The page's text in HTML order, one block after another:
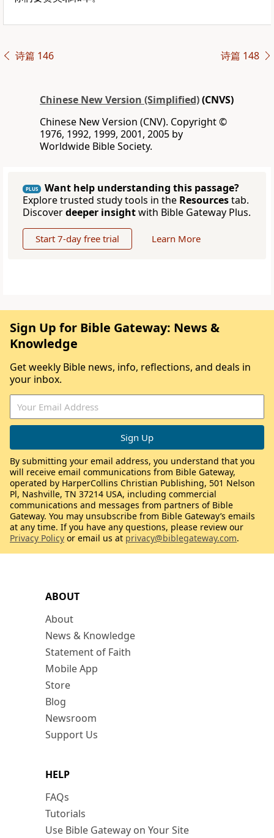
诗篇 146 诗篇 148
Chinese New Version (Simplified)(CNVS)
Chinese New Version (CNV). Copyright ©
1976, 1992, 1999, 2001, 2005 by
Worldwide Bible Society.
PLUS
Want help understanding this passage?
Explore trusted study tools in the Resourcestab.
Discoverdeeper insightwith Bible Gateway Plus.
Start 7-day free trial Learn More
ABOUT
About
News & Knowledge
Statement of Faith
Mobile App
Store
Blog
Newsroom
Support Us
HELP
FAQs
Tutorials
Use Bible Gateway on Your Site
Sign Up for Bible Gateway: News &
Knowledge
Get weekly Bible news, info, reflections, and deals in
your inbox.
By submitting your email address, you understand that you
will receive email communications from Bible Gateway,
operated by HarperCollins Christian Publishing, 501 Nelson
Pl, Nashville, TN 37214 USA, including commercial
communications and messages from partners of Bible
Gateway. You may unsubscribe from Bible Gateway’s emails
at any time. If you have any questions, please review our
Privacy Policy or email us at privacy@biblegateway.com.